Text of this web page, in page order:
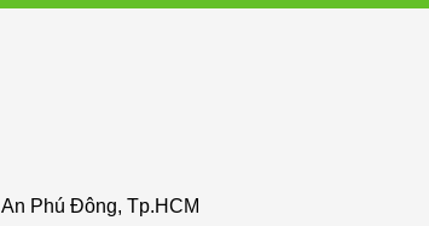
Phú Đông, Tp.HCM